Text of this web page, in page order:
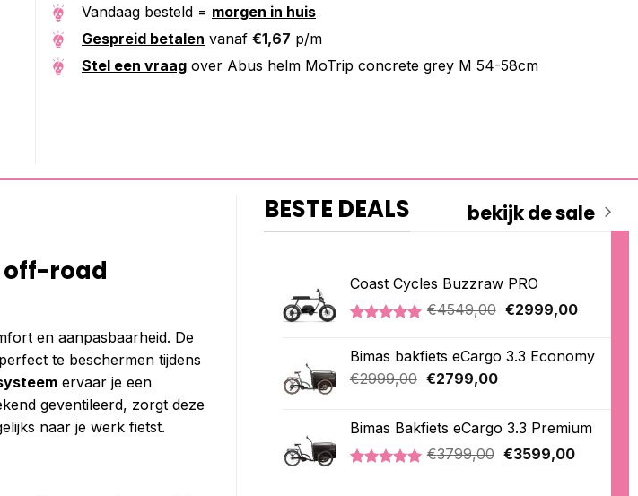
Vandaag besteld = morgen in huis
Gespreid betalen vanaf €1,67 p/m
Stel een vraag over Abus helm MoTrip concrete grey M 54-58cm
off-road
en aanpasbaarheid. De
te beschermen tijdens
ervaar je een
geventileerd, zorgt deze
naar je werk fietst.
BESTE DEALS bekijk de sale
Coast Cycles Buzzraw PRO
gebaseerd
op
klantbeoordeling
€4549,00 Oorspronkelijke
€4549,00.
€2999,00Huidige
Bimas bakfiets eCargo 3.3 Economy
€2999,00 Oorspronkelijke
€2999,00.
€2799,00Huidige
€2799,00.
Bimas Bakfiets eCargo 3.3 Premium
€3799,00 Oorspronkelijke
€3599,00Huidige